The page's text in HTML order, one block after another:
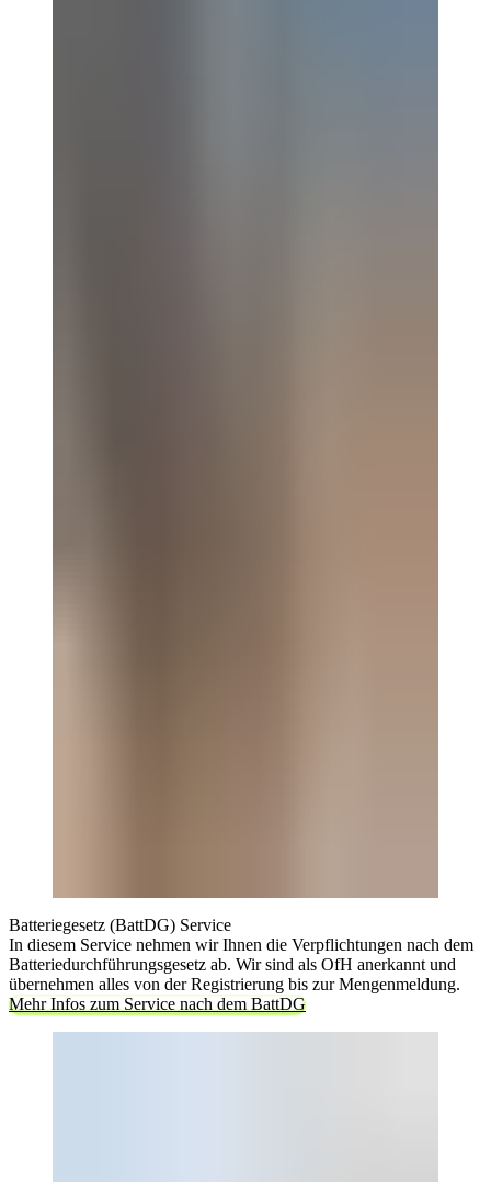
Batteriegesetz (BattDG) Service
In diesem Service nehmen wir Ihnen die Verpflichtungen nach dem
Batteriedurchführungsgesetz ab. Wir sind als OfH anerkannt und
übernehmen alles von der Registrierung bis zur Mengenmeldung.
Mehr Infos zum Service nach dem BattDG